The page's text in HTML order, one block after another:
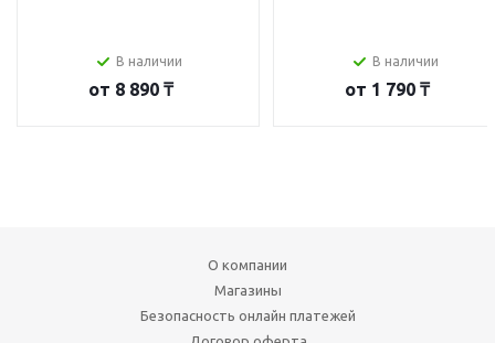
В наличии
от 8 890 ₸
В наличии
от 1 790 ₸
О компании
Магазины
Безопасность онлайн платежей